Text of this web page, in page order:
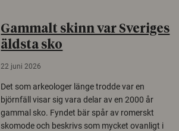
Gammalt skinn var Sveriges
äldsta sko
22 juni 2026
Det som arkeologer länge trodde var en
björnfäll visar sig vara delar av en 2000 år
gammal sko. Fyndet bär spår av romerskt
skomode och beskrivs som mycket ovanligt i